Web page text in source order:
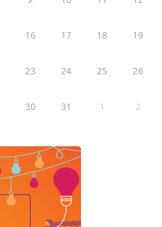
16 17 18 19
23 24 25 26
30 31 1 2